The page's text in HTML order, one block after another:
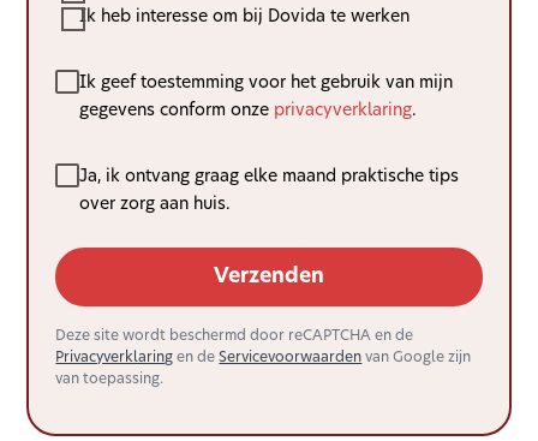
Ik heb interesse om bij Dovida te werken
Respond
Ik geef toestemming voor het gebruik van mijn
gegevens conform onze privacyverklaring.
Nieuwsbrief
Ja, ik ontvang graag elke maand praktische tips
over zorg aan huis.
Deze site wordt beschermd door reCAPTCHA en de
Privacyverklaring en deServicevoorwaarden van Google zijn
van toepassing.